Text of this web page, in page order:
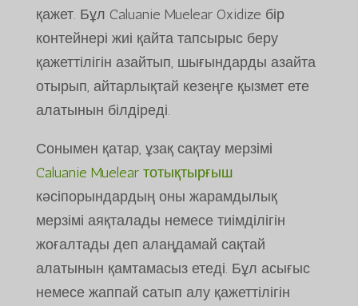
қажет. Бұл Caluanie Muelear Oxidize бір
контейнері жиі қайта тапсырыс беру
қажеттілігін азайтып, шығындарды азайта
отырып, айтарлықтай кезеңге қызмет ете
алатынын білдіреді.
Сонымен қатар, ұзақ сақтау мерзімі
Caluanie Muelear тотықтырғыш
кәсіпорындардың оны жарамдылық
мерзімі аяқталады немесе тиімділігін
жоғалтады деп алаңдамай сақтай
алатынын қамтамасыз етеді. Бұл асығыс
немесе жаппай сатып алу қажеттілігін